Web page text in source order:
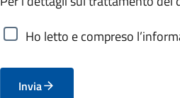
Ho letto e compreso
Invia